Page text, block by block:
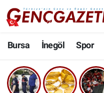
Bursa İnegöl Spor
Bursa
İnegöl
3.SAYFA
Nöbetçi Eczaneler
Hava Durumu
Trafik Durumu